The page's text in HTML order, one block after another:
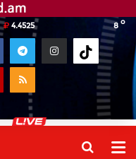
8 o
4.4525